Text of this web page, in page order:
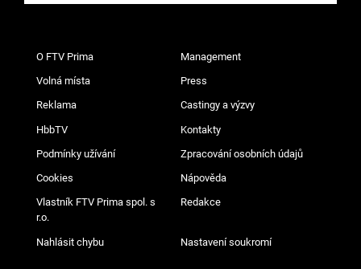
O FTV Prima Management
Volná místa Press
Reklama Castingy a výzvy
HbbTV Kontakty
Podmínky užívání Zpracování osobních údajů
Cookies Nápověda
Vlastník FTV Prima spol. s
r.o.
Redakce
Nahlásit chybu Nastavení soukromí